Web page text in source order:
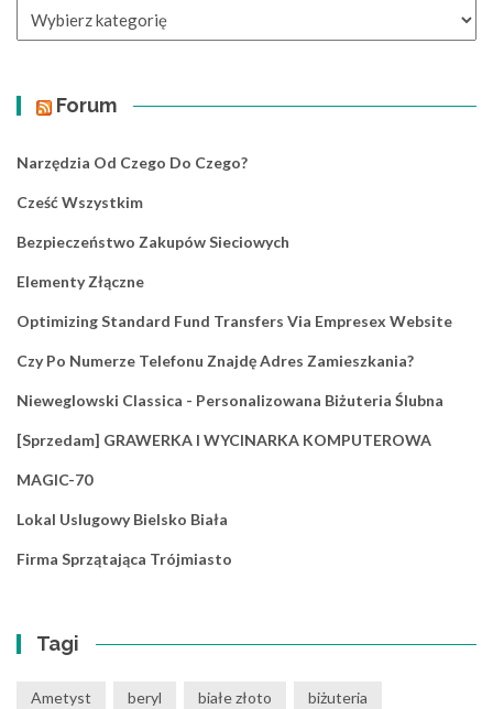
Wyszukaj
minerał
Forum
Narzędzia Od Czego Do Czego?
Cześć Wszystkim
Bezpieczeństwo Zakupów Sieciowych
Elementy Złączne
Optimizing Standard Fund Transfers Via Empresex Website
Czy Po Numerze Telefonu Znajdę Adres Zamieszkania?
Nieweglowski Classica - Personalizowana Biżuteria Ślubna
[Sprzedam] GRAWERKA I WYCINARKA KOMPUTEROWA
MAGIC-70
Lokal Uslugowy Bielsko Biała
Firma Sprzątająca Trójmiasto
Tagi
Ametyst beryl białe złoto biżuteria